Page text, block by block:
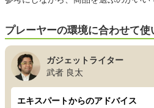
プレーヤーの環境に合わせて使
ガジェットライター
武者 良太
エキスパートからのアドバイス